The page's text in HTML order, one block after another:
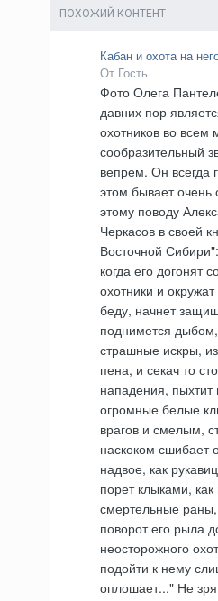
ПОХОЖИЙ КОНТЕНТ
Кабан и охота на
От Гость
Фото Олега
давних пор
охотников во
сообразительный
вепрем. Он всегда
этом бывает очень
этому поводу
Черкасов в своей
Восточной
когда его догонят
охотники и
беду, начнет
поднимется дыбом,
страшные искры,
пена, и секач то
нападения, пыхтит
огромные белые
врагов и смелым,
наскоком сшибает
надвое, как
порет клыками,
смертельные
поворот его рыла
неосторожного
подойти к нему
оплошает..." Не